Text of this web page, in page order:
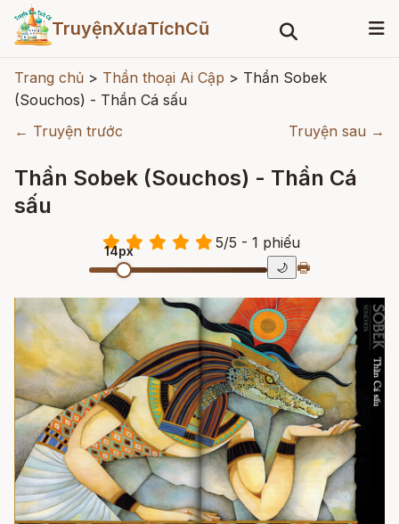
TruyệnXưaTíchCũ
Trang chủ > Thần thoại Ai Cập > Thần Sobek
(Souchos) - Thần Cá sấu
← Truyện trước
Truyện sau →
Thần Sobek (Souchos) - Thần Cá
sấu
5/5 - 1 phiếu
14px
🌙 🖶